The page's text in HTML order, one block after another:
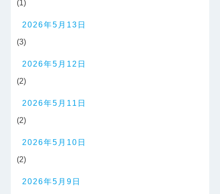
(1)
2026年5月13日
(3)
2026年5月12日
(2)
2026年5月11日
(2)
2026年5月10日
(2)
2026年5月9日